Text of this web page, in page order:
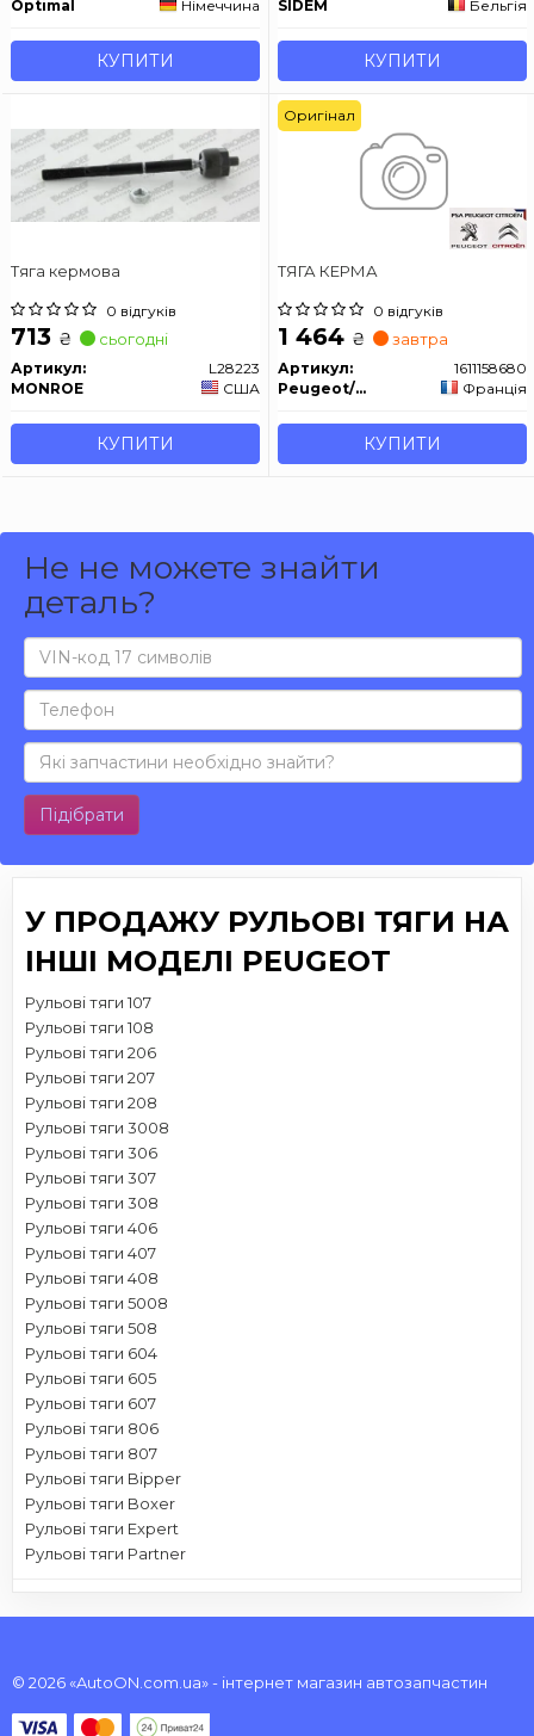
Optimal Німеччина
КУПИТИ
SIDEM Бельгія
КУПИТИ
Тяга кермова
0 відгуків
713 ₴ сьогодні
Артикул:
L28223
MONROE
США
КУПИТИ
ТЯГА КЕРМА
0 відгуків
1 464 ₴ завтра
Артикул:
1611158680
Peugeot/Citroen
Франція
КУПИТИ
Оригінал
Не не можете знайти
деталь?
Підібрати
У ПРОДАЖУ РУЛЬОВІ ТЯГИ НА
ІНШІ МОДЕЛІ PEUGEOT
Рульові тяги 107
Рульові тяги 108
Рульові тяги 206
Рульові тяги 207
Рульові тяги 208
Рульові тяги 3008
Рульові тяги 306
Рульові тяги 307
Рульові тяги 308
Рульові тяги 406
Рульові тяги 407
Рульові тяги 408
Рульові тяги 5008
Рульові тяги 508
Рульові тяги 604
Рульові тяги 605
Рульові тяги 607
Рульові тяги 806
Рульові тяги 807
Рульові тяги Bipper
Рульові тяги Boxer
Рульові тяги Expert
Рульові тяги Partner
© 2026 «AutoON.com.ua» - інтернет магазин автозапчастин